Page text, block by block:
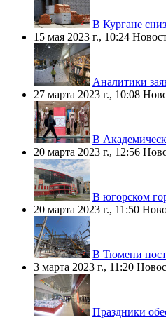
В Кургане
15 мая 2023 г., 10:24
Аналитики
27 марта 2023 г., 10:08
В
20 марта 2023 г., 12:56
В югорском
20 марта 2023 г., 11:50
В Тюмени
3 марта 2023 г., 11:20
Праздники